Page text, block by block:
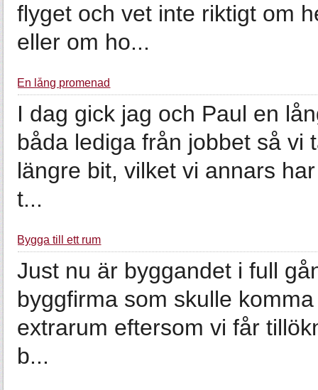
flyget och vet inte riktigt om
eller om ho...
En lång promenad
I dag gick jag och Paul en
båda lediga från jobbet så vi
längre bit, vilket vi annars
t...
Bygga till ett rum
Just nu är byggandet i full
byggfirma som skulle
extrarum eftersom vi får
b...